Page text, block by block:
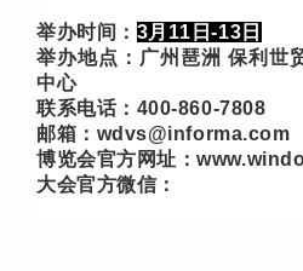
举办时间： 3月11日-13日
举办地点： 广州琶洲 保利世
中心
联系电话：400-860-7808
邮箱：wdvs@informa.com
博览会官方网址：
大会官方微信：